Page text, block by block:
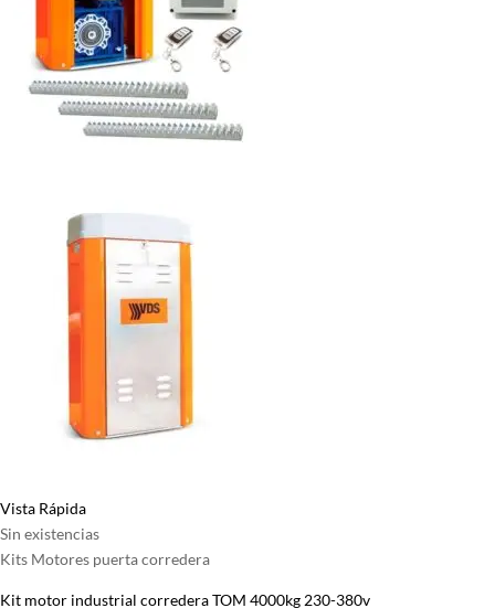
Vista Rápida
Sin existencias
Kits Motores puerta corredera
Kit motor industrial corredera TOM 4000kg 230-380v